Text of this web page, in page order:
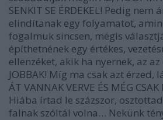
SENKIT SE ÉRDEKEL! Pedig nem
elindítanak egy folyamatot,
fogalmuk sincsen, mégis
építhetnének egy értékes,
ellenzéket, akik ha nyernek, az az
JOBBAK! Míg ma csak azt érzed,
ÁT VANNAK VERVE ÉS MÉG CSAK
Hiába írtad le százszor,
falnak szóltál volna… Nekünk